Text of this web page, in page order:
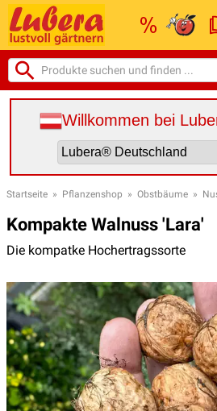
Willkommen bei
Startseite » Pflanzenshop » Obstbäume »
Kompakte Walnuss 'Lara'
Die kompatke Hochertragssorte